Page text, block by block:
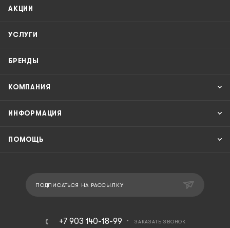
АКЦИИ
УСЛУГИ
БРЕНДЫ
КОМПАНИЯ
ИНФОРМАЦИЯ
ПОМОЩЬ
ПОДПИСАТЬСЯ НА РАССЫЛКУ
+7 903 140-18-99 ЗАКАЗАТЬ ЗВОНОК